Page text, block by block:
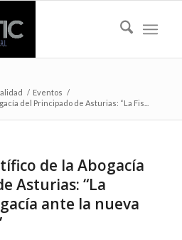
/ Eventos /
del Principado de Asturias: “La Fis...
de la Abogacía
Asturias: “La
ante la nueva